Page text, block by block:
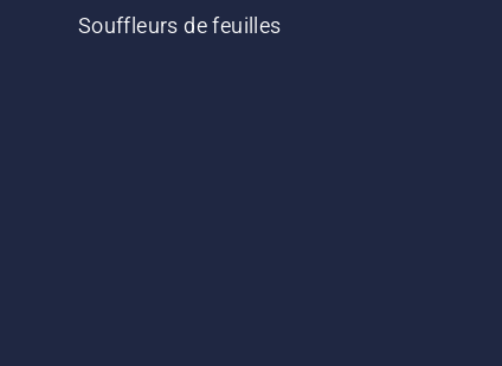
Souffleurs de feuilles